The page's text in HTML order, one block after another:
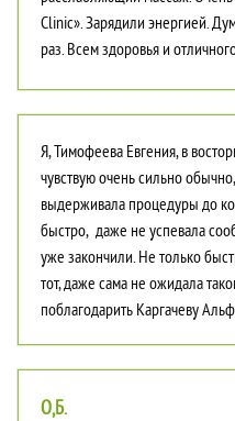
Clinic». Зарядили энергией.
раз. Всем здоровья и
Я, Тимофеева Евгения, в
чувствую очень сильно
выдерживала процедуры до
быстро, даже не успевала
уже закончили. Не только
тот, даже сама не ожидала
поблагодарить Каргачеву
О,Б.